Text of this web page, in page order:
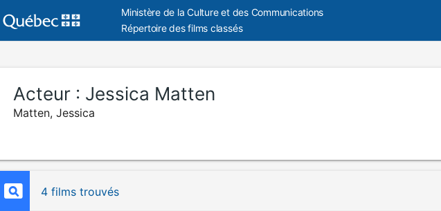
Ministère de la Culture et des Communications
Répertoire des films classés
Acteur : Jessica Matten
Matten, Jessica
4 films trouvés